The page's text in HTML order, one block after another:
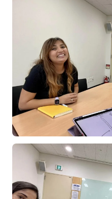
📈 B2B 마케팅
🤖 AI 실무
🧭 기획·전략
강사
김종혁
김경태